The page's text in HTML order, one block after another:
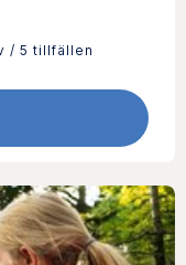
/ 5 tillfällen